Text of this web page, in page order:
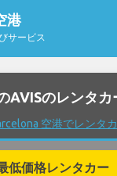
港
サービス
AVISのレンタカ
空港でレンタ
低価格レンタカー